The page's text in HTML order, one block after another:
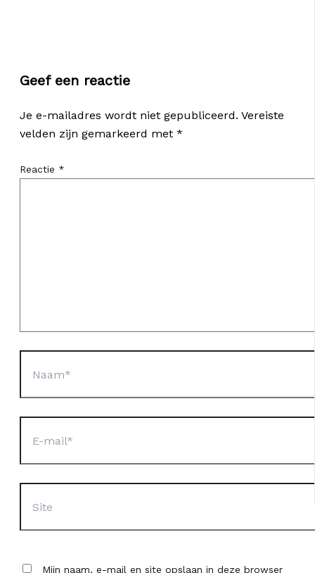
Geef een reactie
Je e-mailadres wordt niet gepubliceerd. Vereiste
velden zijn gemarkeerd met *
Reactie *
mail*
Mijn naam, e-mail en site opslaan in deze browser